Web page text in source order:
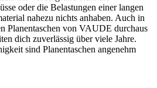
oder die Belastungen einer langen
nahezu nichts anhaben. Auch in
Planentaschen von VAUDE durchaus
dich zuverlässig über viele Jahre.
sind Planentaschen angenehm